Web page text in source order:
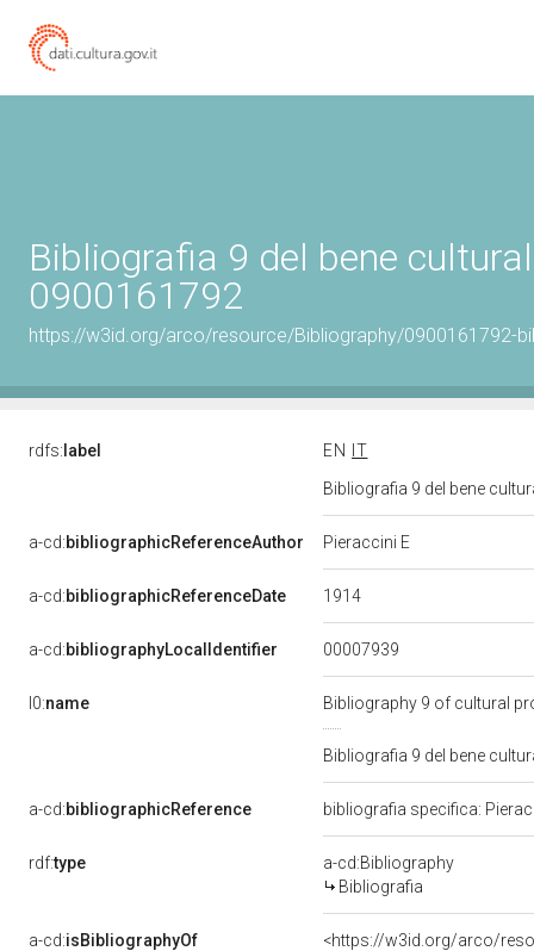
Bibliografia 9 del bene
0900161792
https://w3id.org/arco/resource/Bibliography/0900161792-
rdfs: label EN
IT
Bibliografia 9 del bene
a-cd:bibliographicReferenceAuthor Pieraccini E
a-cd:bibliographicReferenceDate 1914
a-cd:bibliographyLocalIdentifier 00007939
l0:name Bibliography 9 of cultural
Bibliografia 9 del bene
a-cd:bibliographicReference bibliografia specifica:
rdf:type
a-cd:Bibliography
Bibliografia
a-cd:isBibliographyOf
<https://w3id.org/arco/